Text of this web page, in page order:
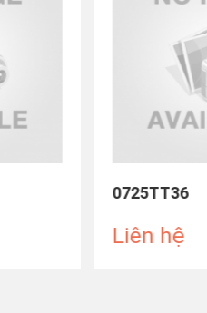
0725TT36
Liên hệ